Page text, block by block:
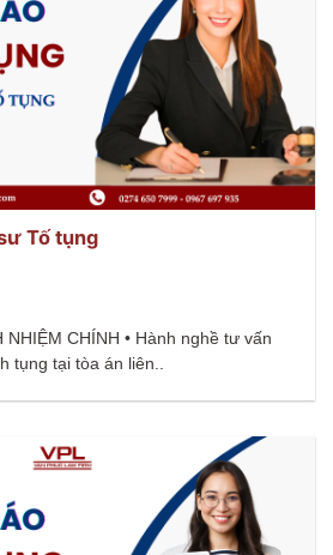
Tố tụng
NHIỆM CHÍNH • Hành nghề tư vấn
tụng tại tòa án liên..